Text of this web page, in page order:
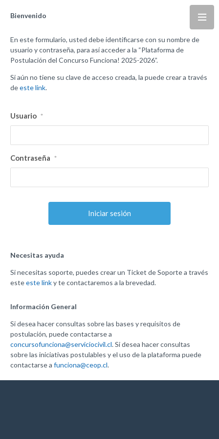
Bienvenido
En este formulario, usted debe identificarse con su nombre de
usuario y contraseña, para así acceder a la “Plataforma de
Postulación del Concurso Funciona! 2025-2026”.
Si aún no tiene su clave de acceso creada, la puede crear a través
deeste link.
Usuario *
Contraseña *
Necesitas ayuda
Si necesitas soporte, puedes crear un Ticket de Soporte a través
esteeste linky te contactaremos a la brevedad.
Información General
Si desea hacer consultas sobre las bases y requisitos de
postulación, puede contactarse a
concursofunciona@serviciocivil.cl. Si desea hacer consultas
sobre las iniciativas postulables y el uso de la plataforma puede
contactarse a funciona@ceop.cl.